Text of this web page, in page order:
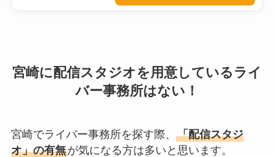
宮崎に配信スタジオを用意しているライ
バー事務所はない！
宮崎でライバー事務所を探す際、 「配信スタジ
オ」の有無が気になる方は多いと思います。